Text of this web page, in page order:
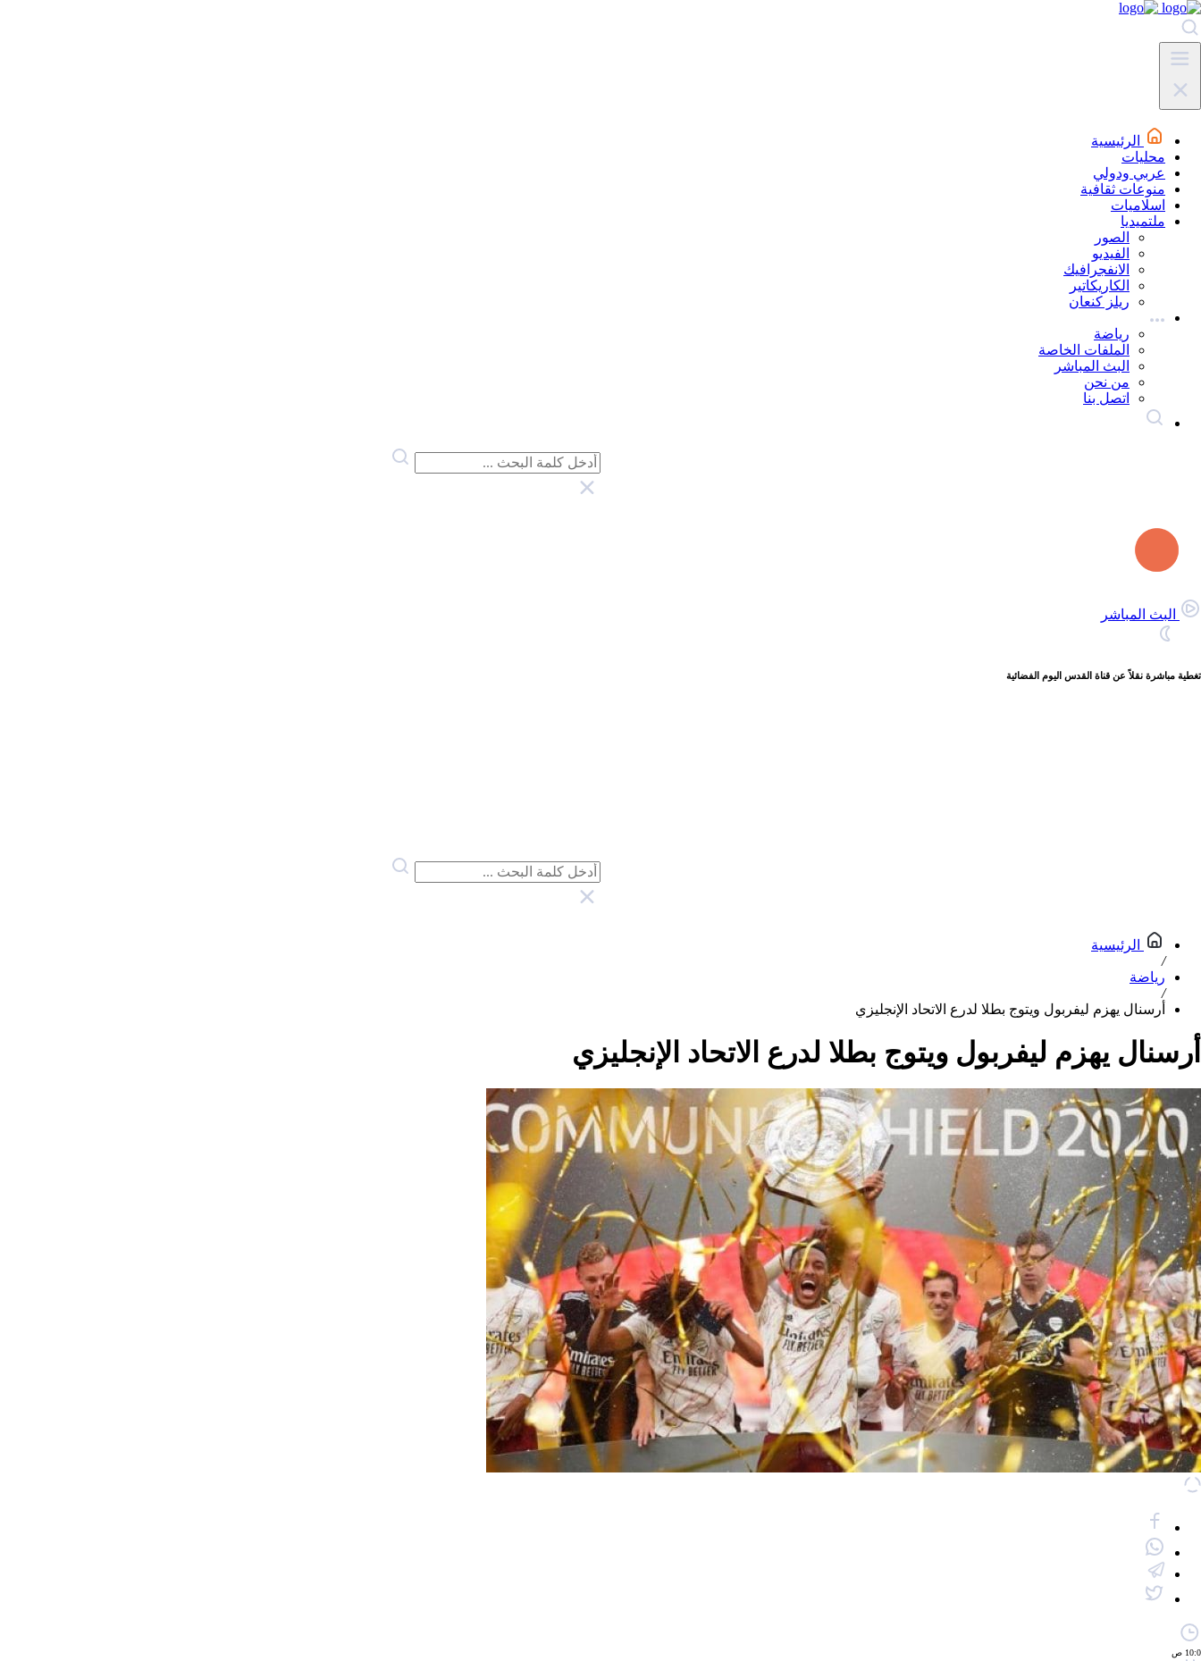
الرئيسية
محليات
عربي ودولي
منوعات ثقافية
اسلاميات
ملتميديا
الصور
الفيديو
الانفجرافيك
الكاريكاتير
ريلز كنعان
رياضة
الملفات الخاصة
البث المباشر
من نحن
اتصل بنا
البث المباشر
تغطية مباشرة نقلاً عن قناة القدس اليوم الفضائية
الرئيسية
/
رياضة
/
أرسنال يهزم ليفربول ويتوج بطلا لدرع الاتحاد الإنجليزي
أرسنال يهزم ليفربول ويتوج بطلا لدرع الاتحاد الإنجليزي
10:0 ص